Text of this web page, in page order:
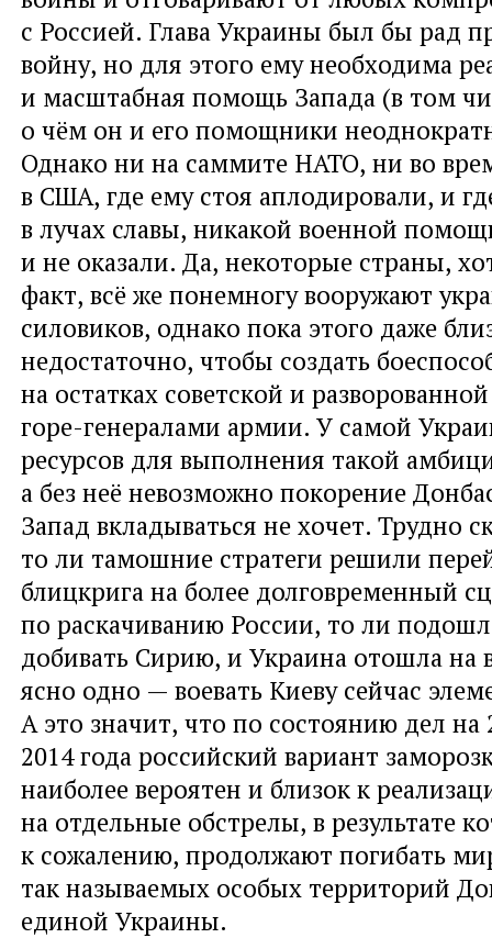
с Россией. Глава Украины был бы рад
войну, но для этого ему необходима
и масштабная помощь Запада (в том
о чём он и его помощники
Однако ни на саммите НАТО, ни во
в США, где ему стоя аплодировали, и
в лучах славы, никакой военной
и не оказали. Да, некоторые страны,
факт, всё же понемногу вооружают
силовиков, однако пока этого даже
недостаточно, чтобы создать
на остатках советской и
горе-генералами армии. У самой
ресурсов для выполнения такой
а без неё невозможно покорение
Запад вкладываться не хочет. Трудно
то ли тамошние стратеги решили
блицкрига на более долговременный
по раскачиванию России, то ли
добивать Сирию, и Украина отошла на
ясно одно — воевать Киеву сейчас
А это значит, что по состоянию дел на
2014 года российский вариант
наиболее вероятен и близок к
на отдельные обстрелы, в результате
к сожалению, продолжают погибать
так называемых особых территорий
единой Украины.